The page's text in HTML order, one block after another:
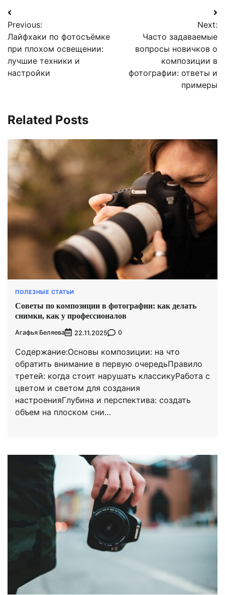
Навигация
по
записям
Previous:
Лайфхаки по фотосъёмке
при плохом освещении:
лучшие техники и
настройки
Next:
Часто задаваемые
вопросы новичков о
композиции в
фотографии: ответы и
примеры
Related Posts
ПОЛЕЗНЫЕ СТАТЬИ
Советы по композиции в фотографии: как делать
снимки, как у профессионалов
Агафья Беляева 22.11.2025 0
Содержание:Основы композиции: на что
обратить внимание в первую очередьПравило
третей: когда стоит нарушать классикуРабота с
цветом и светом для создания
настроенияГлубина и перспектива: создать
объем на плоском сни…